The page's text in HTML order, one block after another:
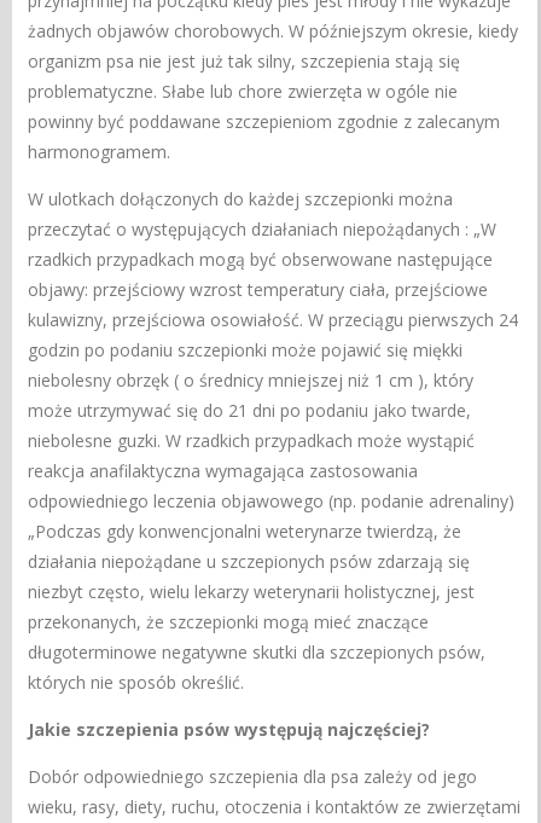
żadnych objawów chorobowych. W późniejszym okresie, kiedy
organizm psa nie jest już tak silny, szczepienia stają się
problematyczne. Słabe lub chore zwierzęta w ogóle nie
powinny być poddawane szczepieniom zgodnie z zalecanym
harmonogramem.
W ulotkach dołączonych do każdej szczepionki można
przeczytać o występujących działaniach niepożądanych : „W
rzadkich przypadkach mogą być obserwowane następujące
objawy: przejściowy wzrost temperatury ciała, przejściowe
kulawizny, przejściowa osowiałość. W przeciągu pierwszych 24
godzin po podaniu szczepionki może pojawić się miękki
niebolesny obrzęk ( o średnicy mniejszej niż 1 cm ), który
może utrzymywać się do 21 dni po podaniu jako twarde,
niebolesne guzki. W rzadkich przypadkach może wystąpić
reakcja anafilaktyczna wymagająca zastosowania
odpowiedniego leczenia objawowego (np. podanie adrenaliny)
„Podczas gdy konwencjonalni weterynarze twierdzą, że
działania niepożądane u szczepionych psów zdarzają się
niezbyt często, wielu lekarzy weterynarii holistycznej, jest
przekonanych, że szczepionki mogą mieć znaczące
długoterminowe negatywne skutki dla szczepionych psów,
których nie sposób określić.
Jakie szczepienia psów występują najczęściej?
Dobór odpowiedniego szczepienia dla psa zależy od jego
wieku, rasy, diety, ruchu, otoczenia i kontaktów ze zwierzętami